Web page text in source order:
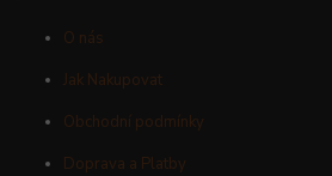
O nás
Jak Nakupovat
Obchodní podmínky
Doprava a Platby